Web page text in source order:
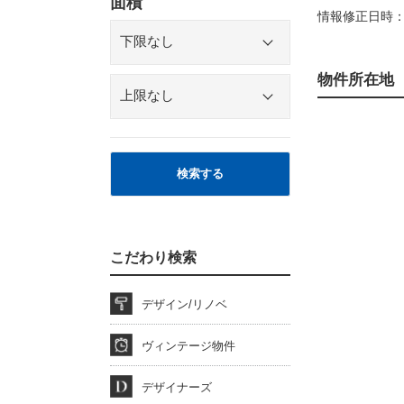
情報修正日時
物件所在地
検索する
こだわり検索
デザイン/リノベ
ヴィンテージ物件
デザイナーズ